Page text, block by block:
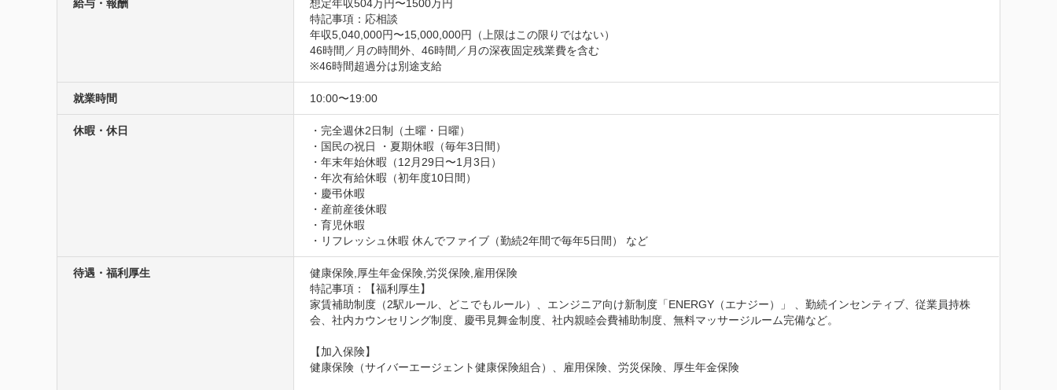
給与・報酬
想定年収504万円〜1500万円
特記事項：応相談
年収5,040,000円〜15,000,000円（上限はこの限りではない）
46時間／⽉の時間外、46時間／⽉の深夜固定残業費を含む
※46時間超過分は別途⽀給
就業時間 10:00〜19:00
休暇・休日
・完全週休2⽇制（⼟曜・⽇曜）
・国⺠の祝⽇ ・夏期休暇（毎年3⽇間）
・年末年始休暇（12⽉29⽇〜1⽉3⽇）
・年次有給休暇（初年度10⽇間）
・慶弔休暇
・産前産後休暇
・育児休暇
・リフレッシュ休暇 休んでファイブ（勤続2年間で毎年5⽇間） など
待遇・福利厚生
健康保険,厚生年金保険,労災保険,雇用保険
特記事項：【福利厚生】
家賃補助制度（2駅ルール、どこでもルール）、エンジニア向け新制度「ENERGY（エナジー）」 、勤続インセンティブ、従業員持株
会、社内カウンセリング制度、慶弔見舞金制度、社内親睦会費補助制度、無料マッサージルーム完備など。
【加入保険】
健康保険（サイバーエージェント健康保険組合）、雇用保険、労災保険、厚生年金保険